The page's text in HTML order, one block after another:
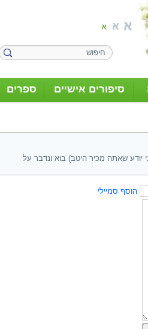
סיפורים אישיים ספרים
שאתה מכיר היטב) בוא ונדבר על
הוסף סמיילי